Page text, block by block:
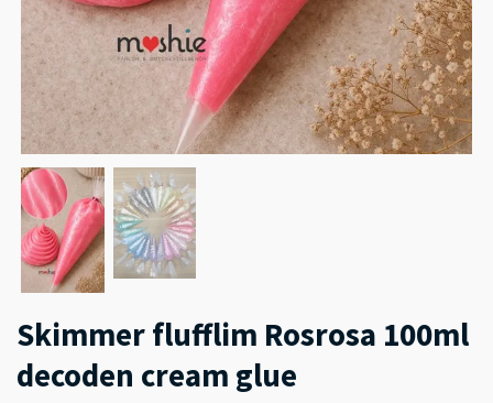
Skimmer flufflim Rosrosa 100ml
decoden cream glue